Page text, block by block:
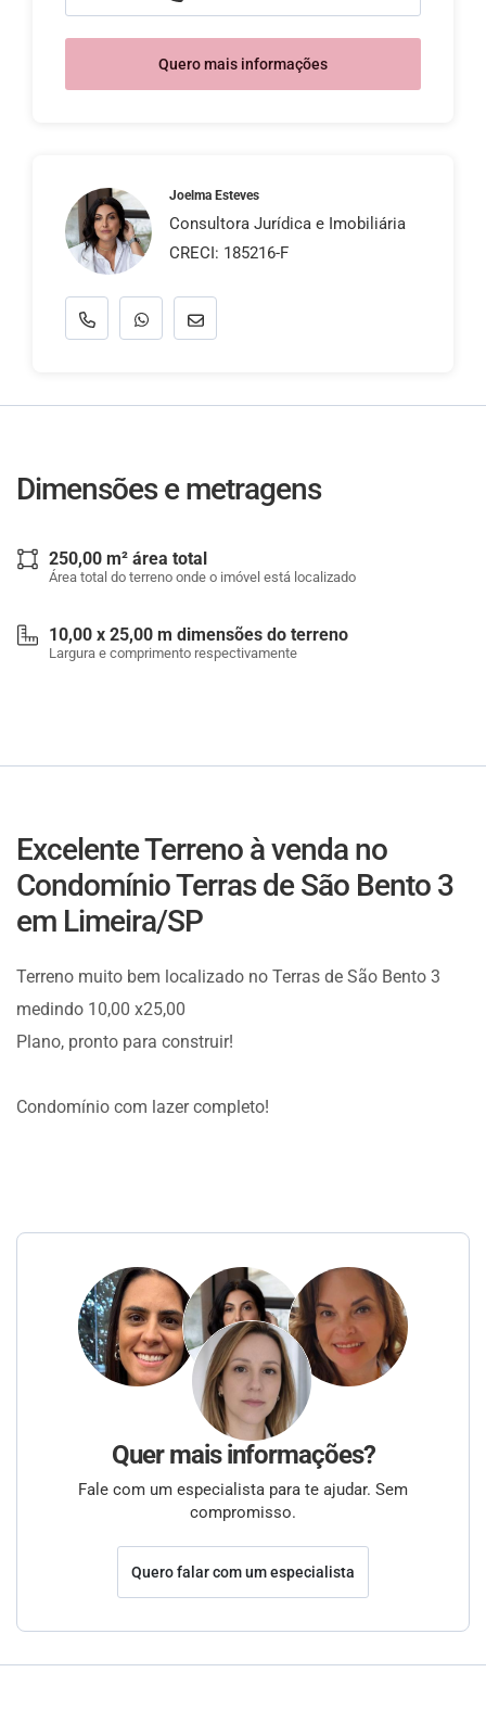
Quero mais informações
Joelma Esteves
Consultora Jurídica e Imobiliária
CRECI: 185216-F
Dimensões e metragens
250,00 m² área total
Área total do terreno onde o imóvel está localizado
10,00 x 25,00 m dimensões do terreno
Largura e comprimento respectivamente
Excelente Terreno à venda no
Condomínio Terras de São Bento 3
em Limeira/SP
Terreno muito bem localizado no Terras de São Bento 3
medindo 10,00 x25,00
Plano, pronto para construir!
Condomínio com lazer completo!
Quer mais informações?
Fale com um especialista para te ajudar. Sem
compromisso.
Quero falar com um especialista